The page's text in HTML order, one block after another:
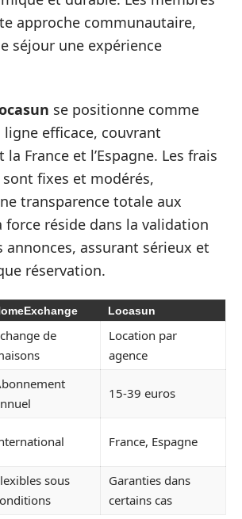
approche communautaire,
séjour une expérience
se positionne comme
ligne efficace, couvrant
France et l’Espagne. Les frais
fixes et modérés,
transparence totale aux
force réside dans la validation
annonces, assurant sérieux et
réservation.
Locasun
de
Location par
agence
15-39 euros
France, Espagne
sous
Garanties dans
certains cas